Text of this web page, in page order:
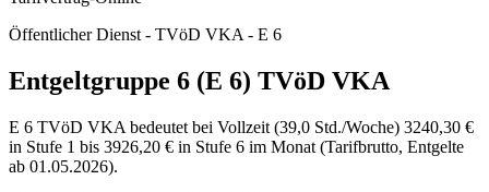
Öffentlicher Dienst - TVöD VKA - E 6
Entgeltgruppe 6 (E 6) TVöD VKA
E 6 TVöD VKA bedeutet bei Vollzeit (39,0 Std./Woche) 3240,30 €
in Stufe 1 bis 3926,20 € in Stufe 6 im Monat (Tarifbrutto, Entgelte
ab 01.05.2026).